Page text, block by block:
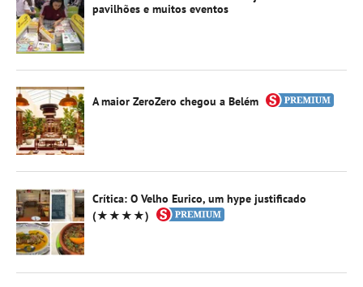
pavilhões e muitos eventos
A maior ZeroZero chegou a Belém
Crítica: O Velho Eurico, um hype justificado
(★★★★)